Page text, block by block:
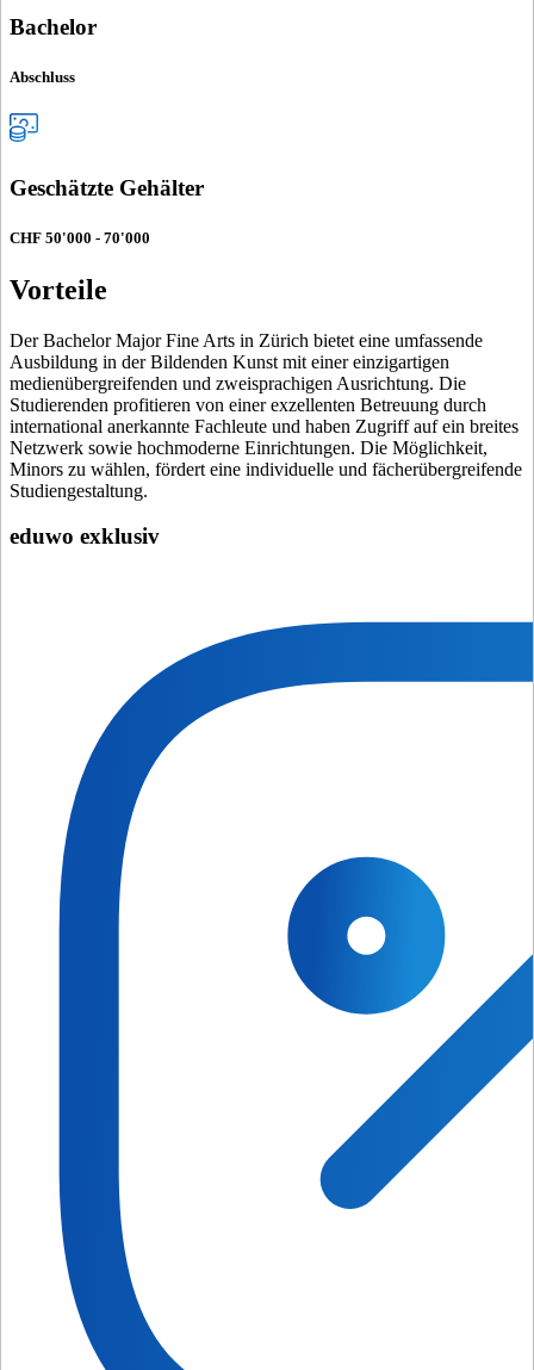
Bachelor
Abschluss
Geschätzte Gehälter
CHF 50'000 - 70'000
Vorteile
Der Bachelor Major Fine Arts in Zürich bietet eine umfassende
Ausbildung in der Bildenden Kunst mit einer einzigartigen
medienübergreifenden und zweisprachigen Ausrichtung. Die
Studierenden profitieren von einer exzellenten Betreuung durch
international anerkannte Fachleute und haben Zugriff auf ein breites
Netzwerk sowie hochmoderne Einrichtungen. Die Möglichkeit,
Minors zu wählen, fördert eine individuelle und fächerübergreifende
Studiengestaltung.
eduwo exklusiv